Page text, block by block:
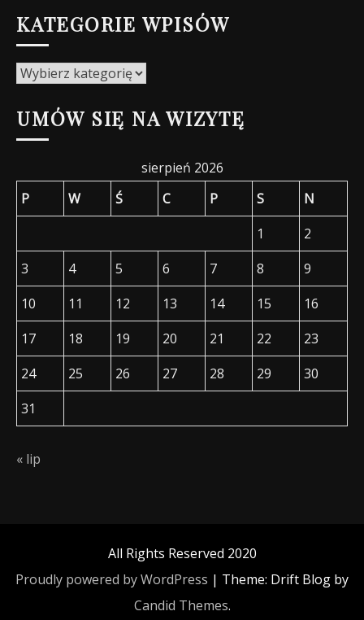
KATEGORIE WPISÓW
Kategorie
UMÓW SIĘ NA WIZYTĘ
sierpień 2026
P
W Ś C P S
N
1
2
3
4 5 6 7 8
9
10
11 12 13 14 15
16
17
18 19 20 21 22
23
24
25 26 27 28 29
30
31
« lip
All Rights Reserved 2020
Proudly powered by WordPress | Theme: Drift Blog by
Candid Themes.